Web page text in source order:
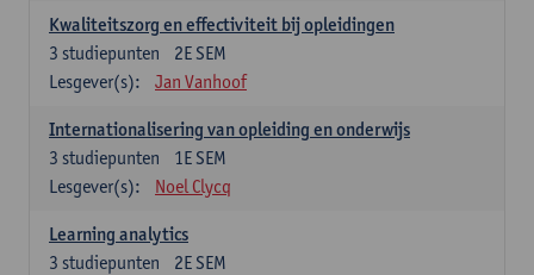
Kwaliteitszorg en effectiviteit bij opleidingen
2E SEM
3 studiepunten
Lesgever(s):
Jan Vanhoof
Internationalisering van opleiding en onderwijs
1E SEM
3 studiepunten
Lesgever(s):
Noel Clycq
Learning analytics
2E SEM
3 studiepunten